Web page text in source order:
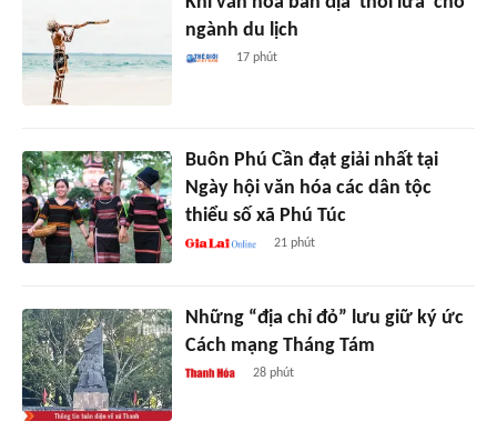
ngành du lịch
17 phút
Buôn Phú Cần đạt giải nhất tại
Ngày hội văn hóa các dân tộc
thiểu số xã Phú Túc
21 phút
Những “địa chỉ đỏ” lưu giữ ký ức
Cách mạng Tháng Tám
28 phút